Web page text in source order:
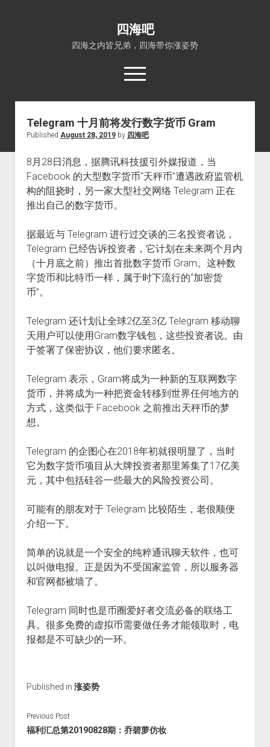
四海吧
四海之内皆兄弟，四海带你涨姿势
open
menu
首页
四海知识
menu
涨姿势
福利吧
福利福利
电影推荐
火星情报局
四海
关于四海吧
小猪AI
Telegram 十月前将发行数字货币 Gram
Published August 28, 2019by 四海吧
8月28日消息，据腾讯科技援引外媒报道，当
Facebook 的大型数字货币“天秤币”遭遇政府监管机
构的阻挠时，另一家大型社交网络 Telegram 正在
推出自己的数字货币。
据最近与 Telegram 进行过交谈的三名投资者说，
Telegram 已经告诉投资者，它计划在未来两个月内
（十月底之前）推出首批数字货币 Gram。这种数
字货币和比特币一样，属于时下流行的“加密货
币”。
Telegram 还计划让全球2亿至3亿 Telegram 移动聊
天用户可以使用Gram数字钱包，这些投资者说。由
于签署了保密协议，他们要求匿名。
Telegram 表示，Gram将成为一种新的互联网数字
货币，并将成为一种把资金转移到世界任何地方的
方式，这类似于 Facebook 之前推出天秤币的梦
想。
Telegram 的企图心在2018年初就很明显了，当时
它为数字货币项目从大牌投资者那里筹集了17亿美
元，其中包括硅谷一些最大的风险投资公司。
可能有的朋友对于 Telegram 比较陌生，老俍顺便
介绍一下。
简单的说就是一个安全的纯粹通讯聊天软件，也可
以叫做电报。正是因为不受国家监管，所以服务器
和官网都被墙了。
Telegram 同时也是币圈爱好者交流必备的联络工
具。很多免费的虚拟币需要做任务才能领取时，电
报都是不可缺少的一环。
Published in 涨姿势
Previous Post
福利汇总第20190828期：乔碧萝仿妆